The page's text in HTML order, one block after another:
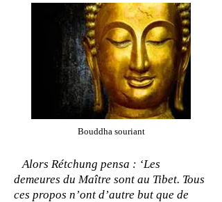
Bouddha souriant
Alors Rétchung pensa : ‘Les
demeures du Maître sont au Tibet. Tous
ces propos n’ont d’autre but que de